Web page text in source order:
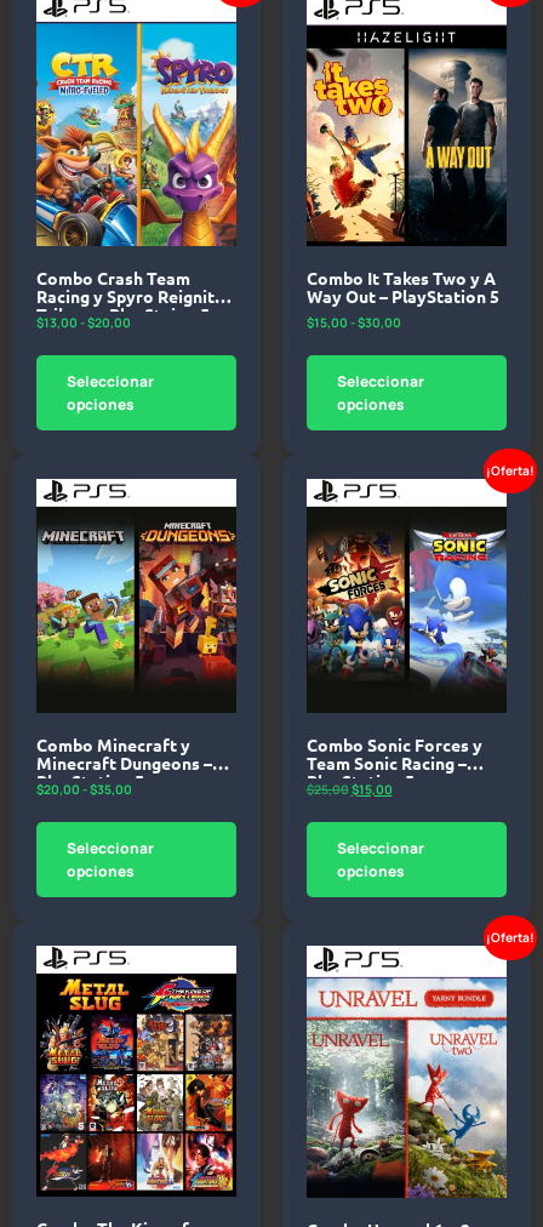
Combo Crash Team
Racing y Spyro Reignited
Trilogy – PlayStaion 5
$13,00 -$20,00
Seleccionar
opciones
Combo It Takes Two y A
Way Out – PlayStation 5
$15,00 -$30,00
Seleccionar
opciones
Combo Minecraft y
Minecraft Dungeons –
PlayStation 5
$20,00 -$35,00
Seleccionar
opciones
¡Oferta!
Combo Sonic Forces y
Team Sonic Racing –
PlayStation 5
$25,00$15,00
Seleccionar
opciones
¡Oferta!